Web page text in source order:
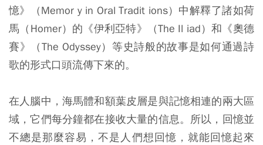
憶》（Memor y in Oral Tradit ions）中解釋了諸如荷
馬（Homer）的《伊利亞特》（The Il iad）和《奧德
賽》（The Odyssey）等史詩般的故事是如何通過詩
歌的形式口頭流傳下來的。
在人腦中，海馬體和額葉皮層是與記憶相連的兩大區
域，它們每分鐘都在接收大量的信息。所以，回憶並
不總是那麼容易，不是人們想回憶，就能回憶起來